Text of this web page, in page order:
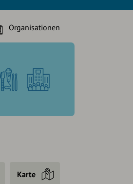
Organisationen
Karte